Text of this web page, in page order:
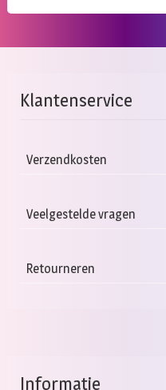
Klantenservice
Verzendkosten
Veelgestelde vragen
Retourneren
Informatie